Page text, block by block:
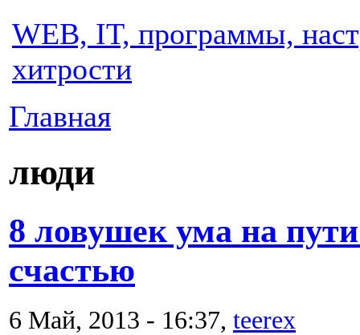
WEB, IT, программы,
хитрости
Главная
люди
8 ловушек ума на
счастью
6 Май, 2013 - 16:37, teerex